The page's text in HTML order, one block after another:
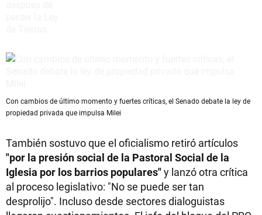
Con cambios de último momento y fuertes críticas, el Senado debate la ley de
propiedad privada que impulsa Milei
También sostuvo que el oficialismo retiró artículos
"por la presión social de la Pastoral Social de la
Iglesia por los barrios populares"y lanzó otra crítica
al proceso legislativo: "No se puede ser tan
desprolijo". Incluso desde sectores dialoguistas